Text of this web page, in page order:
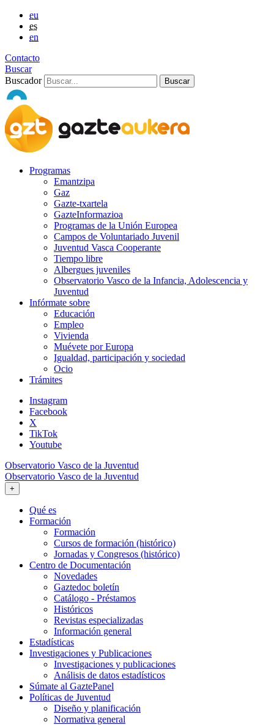
eu
es
en
Contacto
Buscar
Buscador
Programas
Emantzipa
Gaz
Gazte-txartela
GazteInformazioa
Programas de la Unión Europea
Campos de Voluntariado Juvenil
Juventud Vasca Cooperante
Tiempo libre
Albergues juveniles
Observatorio Vasco de la Infancia, Adolescencia y
Juventud
Infórmate sobre
Educación
Empleo
Vivienda
Muévete por Europa
Igualdad, participación y sociedad
Ocio
Trámites
Instagram
Facebook
X
TikTok
Youtube
Observatorio Vasco de la Juventud
Observatorio Vasco de la Juventud
+
Qué es
Formación
Formación
Cursos de formación (histórico)
Jornadas y Congresos (histórico)
Centro de Documentación
Novedades
Gaztedoc boletín
Catálogo - Préstamos
Históricos
Revistas especializadas
Información general
Estadísticas
Investigaciones y Publicaciones
Investigaciones y publicaciones
Análisis de datos estadísticos
Súmate al GaztePanel
Políticas de Juventud
Diseño y planificación
Normativa general